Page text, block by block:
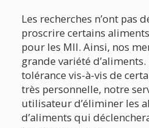
Les recherches n’ont pas
proscrire certains
pour les MII. Ainsi, nos
grande variété
tolérance vis-à-vis de
très personnelle, notre
utilisateur d’éliminer les
d’aliments qui